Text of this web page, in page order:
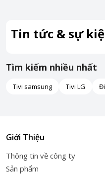
Tin tức & sự
Tìm kiếm nhiều nhất
Tivi samsung Tivi LG
Giới Thiệu
Thông tin về công ty
Sản phẩm